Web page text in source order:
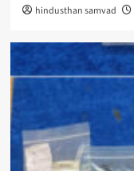
hindusthan samvad